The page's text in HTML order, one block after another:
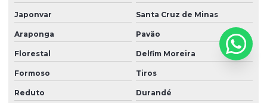
Japonvar Santa Cruz de Minas
Araponga Pavão
Florestal Delfim Moreira
Formoso Tiros
Reduto Durandé